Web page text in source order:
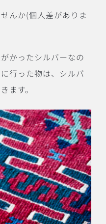
んか(個人差がありま
かったシルバーなの
行った物は、シルバ
ます。